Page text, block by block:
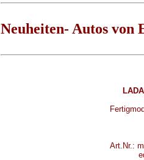
Neuheiten- Autos
Art.Nr.: